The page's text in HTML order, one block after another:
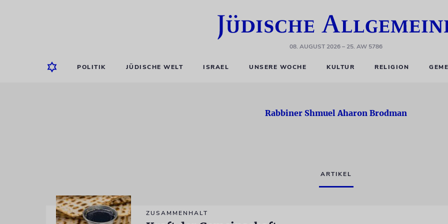
08. AUGUST 2026– 25. AW 5786
POLITIK JÜDISCHE WELT ISRAEL UNSERE WOCHE KULTUR RELIGION
Rabbiner Shmuel Aharon Brodman
ARTIKEL
ZUSAMMENHALT